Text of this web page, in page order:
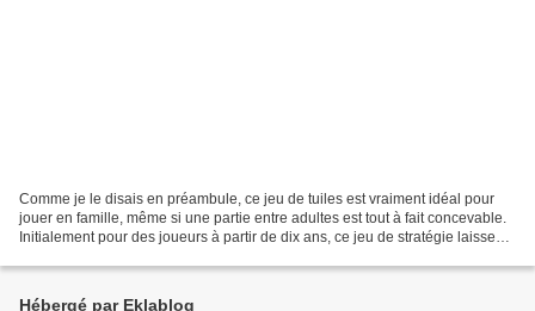
Comme je le disais en préambule, ce jeu de tuiles est vraiment idéal pour
jouer en famille, même si une partie entre adultes est tout à fait concevable.
Initialement pour des joueurs à partir de dix ans, ce jeu de stratégie laisse
Hébergé par Eklablog